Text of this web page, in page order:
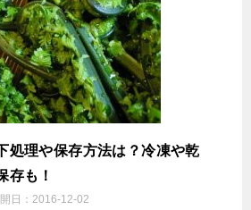
処理や保存方法は？冷凍や乾
存も！
日： 2016-12-02